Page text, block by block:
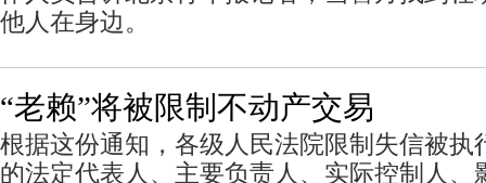
他人在身边。
“老赖”将被限制不动产交易
根据这份通知，各级人民法院限制失信被执
的法定代表人、主要负责人、实际控制人、